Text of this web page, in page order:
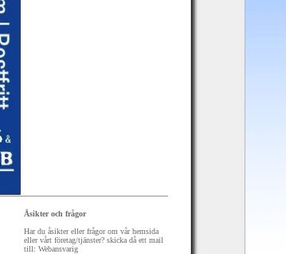
Åsikter och frågor
Har du åsikter eller frågor om vår hemsida
eller vårt företag/tjänster? skicka då ett mail
till: Webansvarig